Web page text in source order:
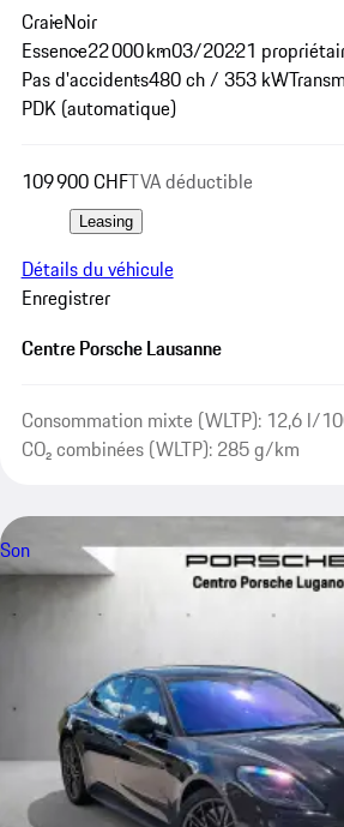
CraieNoir
Essence22 000 km03/20221
Pas d'accidents480 ch / 353 kW
PDK (automatique)
109 900 CHFTVA déductible
Leasing
Détails du véhicule
Enregistrer
Centre Porsche Lausanne
Consommation mixte (WLTP): 12,6 l/
CO₂ combinées (WLTP): 285 g/km
Son